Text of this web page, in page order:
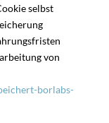
selbst
von
borlabs-